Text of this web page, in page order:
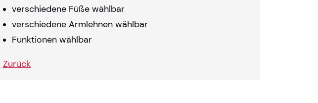
verschiedene Füße wählbar
verschiedene Armlehnen wählbar
Funktionen wählbar
Zurück